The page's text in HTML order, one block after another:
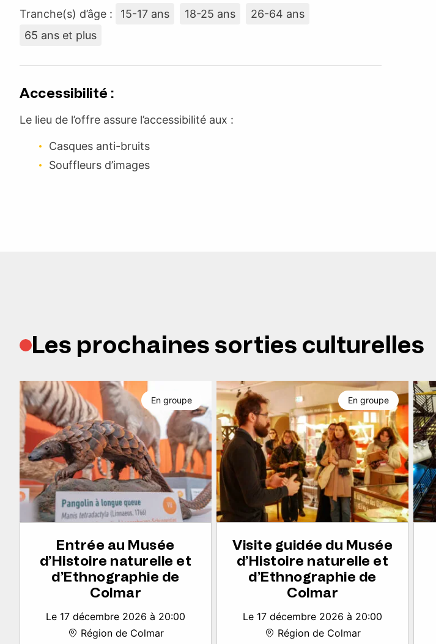
Tranche(s) d’âge : 15-17 ans 18-25 ans
26-64 ans
65 ans et plus
Accessibilité :
Le lieu de l’offre assure l’accessibilité aux :
Casques anti-bruits
Souffleurs d’images
Les prochaines sorties culturelles
Entrée au Musée
d’Histoire naturelle et
d’Ethnographie de
Colmar
Le 17 décembre 2026 à 20:00
Région de Colmar
En groupe
Visite guidée du Musée
d’Histoire naturelle et
d’Ethnographie de
Colmar
Le 17 décembre 2026 à 20:00
Région de Colmar
En groupe